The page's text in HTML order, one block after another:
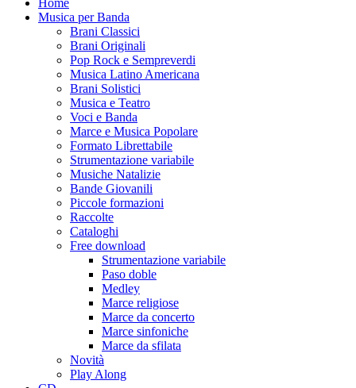
Home
Musica per Banda
Brani Classici
Brani Originali
Pop Rock e Sempreverdi
Musica Latino Americana
Brani Solistici
Musica e Teatro
Voci e Banda
Marce e Musica Popolare
Formato Librettabile
Strumentazione variabile
Musiche Natalizie
Bande Giovanili
Piccole formazioni
Raccolte
Cataloghi
Free download
Strumentazione variabile
Paso doble
Medley
Marce religiose
Marce da concerto
Marce sinfoniche
Marce da sfilata
Novità
Play Along